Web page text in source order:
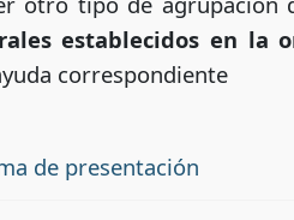
establecidos en la
correspondiente
de presentación